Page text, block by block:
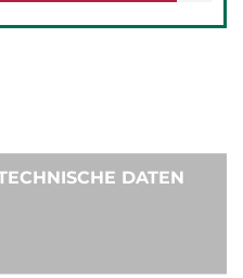
DATEN